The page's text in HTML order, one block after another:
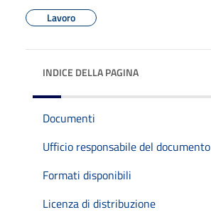
Lavoro
INDICE DELLA PAGINA
Documenti
Ufficio responsabile del documento
Formati disponibili
Licenza di distribuzione